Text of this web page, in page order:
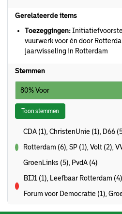
Gerelateerde items
Toezeggingen:
vuurwerk voor én door
jaarwisseling in Rotterdam
Stemmen
80% Voor
Toon stemmen
CDA (1), ChristenUnie (1), D66
Rotterdam (6), SP (1), Volt (2),
GroenLinks (5), PvdA (4)
tegen
BIJ1 (1), Leefbaar Rotterdam
Forum voor Democratie (1),